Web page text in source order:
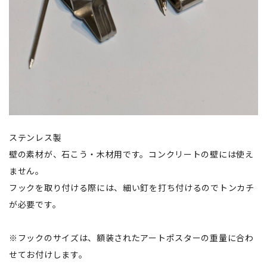
ステンレス製
壁の素材が、石こう・木材用です。コンクリートの壁には使え
ません。
フックを取り付ける際には、細い釘を打ち付けるのでトンカチ
が必要です。
※フックのサイズは、額装されたアートポスターの重量に合わ
せてお付けします。